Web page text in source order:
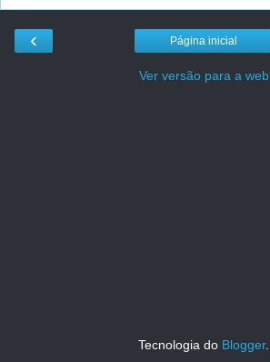
‹ Página inicial
Ver versão para a web
Tecnologia do Blogger.